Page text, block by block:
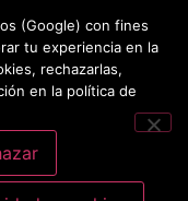
adscrito a la
– Aviso legal, política de
seguridad, código de
información –
Última
(Google) con fines
tu experiencia en la
rechazarlas,
en la política de